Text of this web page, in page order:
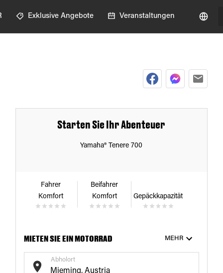
Exklusive Angebote Veranstaltungen
Starten Sie Ihr Abenteuer
Yamaha® Tenere 700
Fahrer
Komfort
Beifahrer
Komfort
Gepäckkapazität
MIETEN SIE EIN MOTORRAD MEHR
Abholort